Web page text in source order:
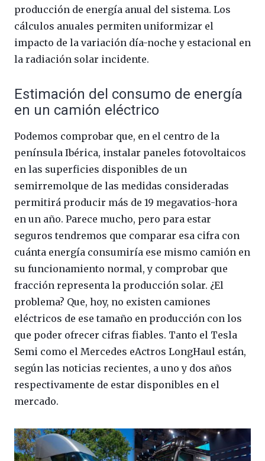
producción de energía anual del sistema. Los
cálculos anuales permiten uniformizar el
impacto de la variación día-noche y estacional en
la radiación solar incidente.
Estimación del consumo de energía
en un camión eléctrico
Podemos comprobar que, en el centro de la
península Ibérica, instalar paneles fotovoltaicos
en las superficies disponibles de un
semirremolque de las medidas consideradas
permitirá producir más de 19 megavatios-hora
en un año. Parece mucho, pero para estar
seguros tendremos que comparar esa cifra con
cuánta energía consumiría ese mismo camión en
su funcionamiento normal, y comprobar que
fracción representa la producción solar. ¿El
problema? Que, hoy, no existen camiones
eléctricos de ese tamaño en producción con los
que poder ofrecer cifras fiables. Tanto el Tesla
Semi como el Mercedes eActros LongHaul están,
según las noticias recientes, a uno y dos años
respectivamente de estar disponibles en el
mercado.